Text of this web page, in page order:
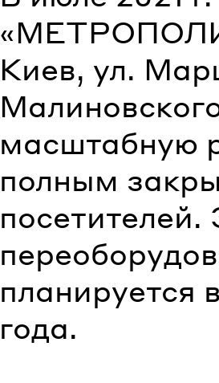
Киев, ул.
масштабную
полным
планируется
года.